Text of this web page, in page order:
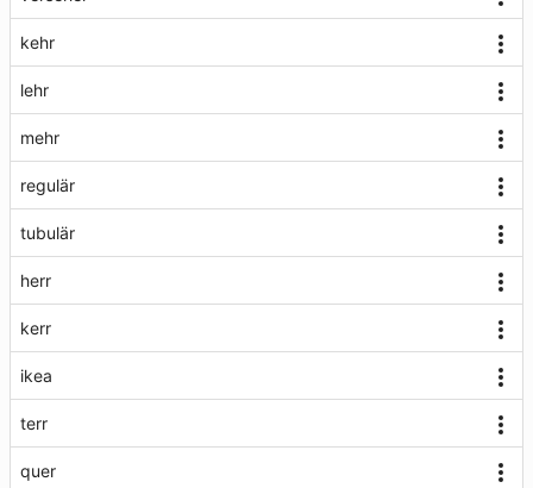
kehr
lehr
mehr
regulär
tubulär
herr
kerr
ikea
terr
quer